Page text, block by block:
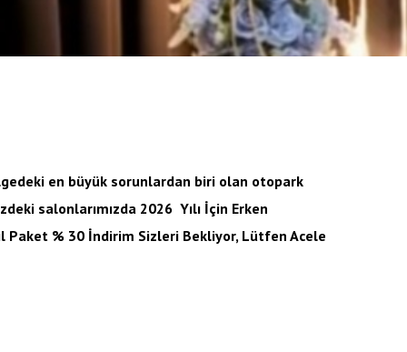
en büyük sorunlardan biri olan otopark
salonlarımızda 2026 Yılı İçin Erken
Paket % 30 İndirim Sizleri Bekliyor, Lütfen Acele